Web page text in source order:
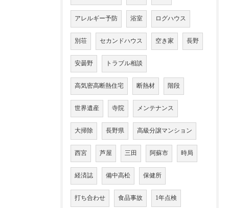
アレルギー予防 浴室 ログハウス
別荘 セカンドハウス 空き家 長野
安曇野 トラブル相談
高気密高断熱住宅 断熱材 階段
世界遺産 寺院 メンテナンス
大掃除 長野県 高級分譲マンション
西宮 芦屋 三田 阿蘇市 時局
経済誌 備中高松 保健所
打ち合わせ 食品事故 1年点検